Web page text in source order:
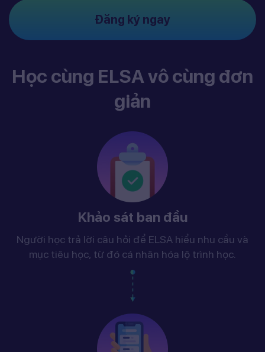
Đăng ký ngay
Học cùng ELSA vô cùng đơn
giản
Khảo sát ban đầu
Người học trả lời câu hỏi để ELSA hiểu nhu cầu và
mục tiêu học, từ đó cá nhân hóa lộ trình học.